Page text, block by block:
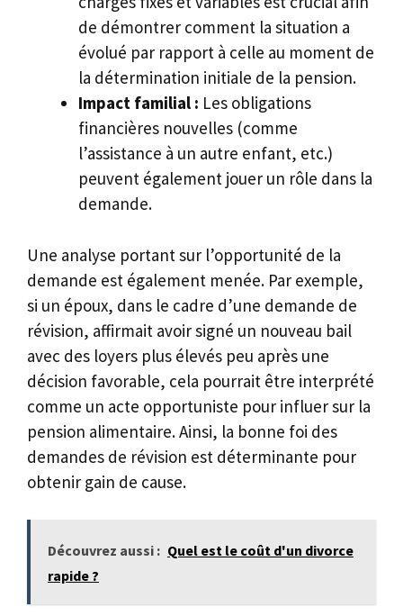
de démontrer comment la situation a
évolué par rapport à celle au moment de
la détermination initiale de la pension.
Impact familial : Les obligations
financières nouvelles (comme
l’assistance à un autre enfant, etc.)
peuvent également jouer un rôle dans la
demande.
Une analyse portant sur l’opportunité de la
demande est également menée. Par exemple,
si un époux, dans le cadre d’une demande de
révision, affirmait avoir signé un nouveau bail
avec des loyers plus élevés peu après une
décision favorable, cela pourrait être interprété
comme un acte opportuniste pour influer sur la
pension alimentaire. Ainsi, la bonne foi des
demandes de révision est déterminante pour
obtenir gain de cause.
Découvrez aussi : Quel est le coût d'un divorce
rapide ?